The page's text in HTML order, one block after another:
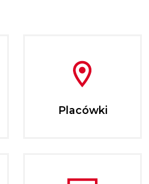
Placówki